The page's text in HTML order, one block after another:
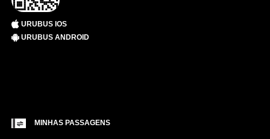
URUBUS IOS
URUBUS ANDROID
MINHAS PASSAGENS